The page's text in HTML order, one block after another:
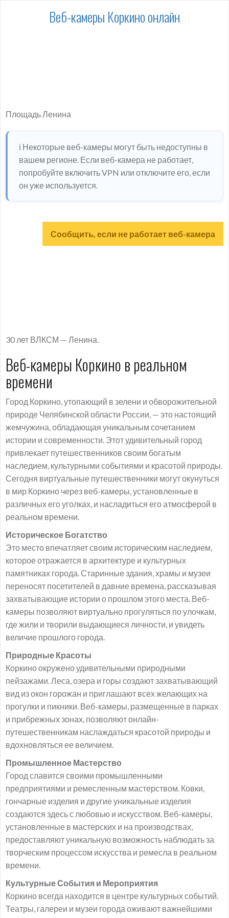
Веб-камеры Коркино онлайн
Площадь Ленина
ℹ️ Некоторые веб-камеры могут быть недоступны в
вашем регионе. Если веб-камера не работает,
попробуйте включить VPN или отключите его, если
он уже используется.
Сообщить, если не работает веб-камера
30 лет ВЛКСМ — Ленина.
Веб-камеры Коркино в реальном
времени
Город Коркино, утопающий в зелени и обворожительной
природе Челябинской области России, — это настоящий
жемчужина, обладающая уникальным сочетанием
истории и современности. Этот удивительный город
привлекает путешественников своим богатым
наследием, культурными событиями и красотой природы.
Сегодня виртуальные путешественники могут окунуться
в мир Коркино через веб-камеры, установленные в
различных его уголках, и насладиться его атмосферой в
реальном времени.
Историческое Богатство
Это место впечатляет своим историческим наследием,
которое отражается в архитектуре и культурных
памятниках города. Старинные здания, храмы и музеи
переносят посетителей в давние времена, рассказывая
захватывающие истории о прошлом этого места. Веб-
камеры позволяют виртуально прогуляться по улочкам,
где жили и творили выдающиеся личности, и увидеть
величие прошлого города.
Природные Красоты
Коркино окружено удивительными природными
пейзажами. Леса, озера и горы создают захватывающий
вид из окон горожан и приглашают всех желающих на
прогулки и пикники. Веб-камеры, размещенные в парках
и прибрежных зонах, позволяют онлайн-
путешественникам наслаждаться красотой природы и
вдохновляться ее величием.
Промышленное Мастерство
Город славится своими промышленными
предприятиями и ремесленным мастерством. Ковки,
гончарные изделия и другие уникальные изделия
создаются здесь с любовью и искусством. Веб-камеры,
установленные в мастерских и на производствах,
предоставляют уникальную возможность наблюдать за
творческим процессом искусства и ремесла в реальном
времени.
Культурные События и Мероприятия
Коркино всегда находится в центре культурных событий.
Театры, галереи и музеи города оживают важнейшими